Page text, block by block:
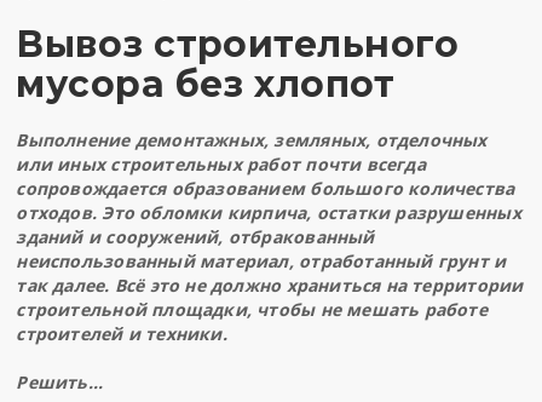
Вывоз строительного
мусора без хлопот
Выполнение демонтажных, земляных, отделочных
или иных строительных работ почти всегда
сопровождается образованием большого количества
отходов. Это обломки кирпича, остатки разрушенных
зданий и сооружений, отбракованный
неиспользованный материал, отработанный грунт и
так далее. Всё это не должно храниться на территории
строительной площадки, чтобы не мешать работе
строителей и техники.
Решить…